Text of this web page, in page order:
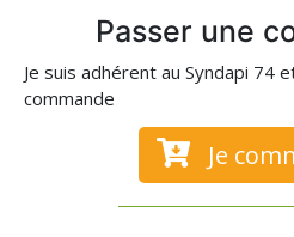
Passer une
Je suis adhérent au Syndapi 74
commande
Je